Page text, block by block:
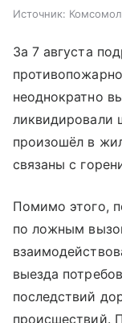
Источник:
За 7 августа
неоднократно
ликвидировали
произошёл в
связаны с
Помимо этого,
по ложным
выезда
последствий
происшествий.